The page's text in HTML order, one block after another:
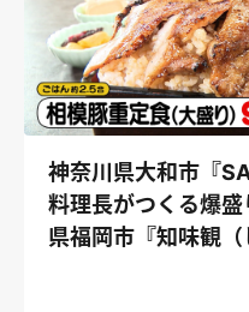
神奈川県大和市『
料理長がつくる爆盛
県福岡市『知味観（